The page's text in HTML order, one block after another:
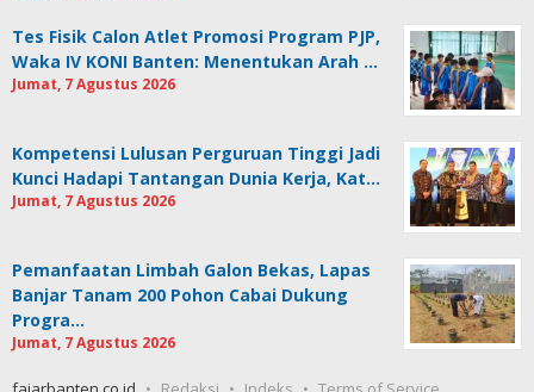
Tes Fisik Calon Atlet Promosi Program PJP,
Waka IV KONI Banten: Menentukan Arah …
Jumat, 7 Agustus 2026
Kompetensi Lulusan Perguruan Tinggi Jadi
Kunci Hadapi Tantangan Dunia Kerja, Kat…
Jumat, 7 Agustus 2026
Pemanfaatan Limbah Galon Bekas, Lapas
Banjar Tanam 200 Pohon Cabai Dukung
Progra…
Jumat, 7 Agustus 2026